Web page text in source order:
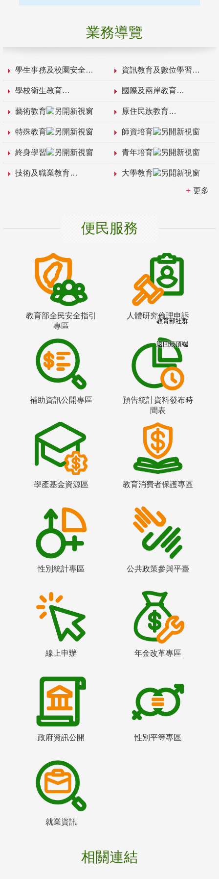
業務導覽
學生事務及校園安全 資訊教育及數位學習
學校衛生教育 國際及兩岸教育
藝術教育 原住民族教育
特殊教育 師資培育
終身學習 青年培育
技術及職業教育 大學教育
更多
便民服務
教育部全民安全指引
專區
人體研究倫理申訴
補助資訊公開專區
預告統計資料發布時
間表
學產基金資源區 教育消費者保護專區
性別統計專區 公共政策參與平臺
線上申辦 年金改革專區
政府資訊公開 性別平等專區
就業資訊
相關連結
教育部社群
返回最頂端